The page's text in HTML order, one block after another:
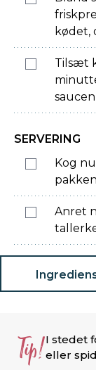
kødet,
Tilsæt
SERVERING
Kog
Anret
Tip!I stedet
eller